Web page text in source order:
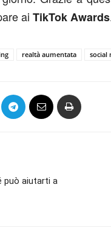
ai TikTok Awards
realtà aumentata social
può aiutarti a